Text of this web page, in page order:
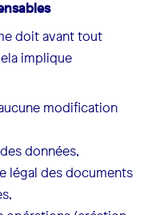
doit avant tout
implique
modification
données,
légal des documents